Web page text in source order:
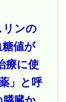
リンの
値が
療に使
」と呼